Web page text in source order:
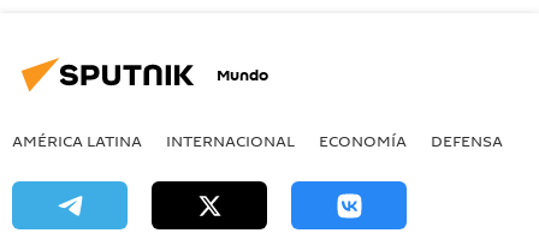
Mundo
AMÉRICA LATINA INTERNACIONAL ECONOMÍA DEFENSA